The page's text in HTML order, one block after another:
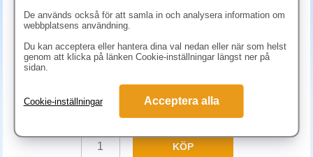
207.50 kr (inkl. moms)
KÖP
De används också för att samla in och analysera information om
webbplatsens användning.
Du kan acceptera eller hantera dina val nedan eller när som helst
genom att klicka på länken Cookie-inställningar längst ner på
sidan.
Cookie-inställningar Acceptera alla